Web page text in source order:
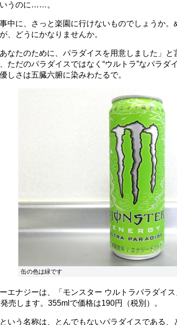
うのに……。
中に、さっと楽園に行けないものでしょうか。
、どうにかなりませんか。
なたのために、パラダイスを用意しました」と
ただのパラダイスではなく“ウルトラ”なパラダ
しさは五臓六腑に染みわたるで。
缶の色は緑です
エナジーは、「モンスター ウルトラパラダイ
売します。355mlで価格は190円（税別）。
いう名称は、とんでもないパラダイスである、